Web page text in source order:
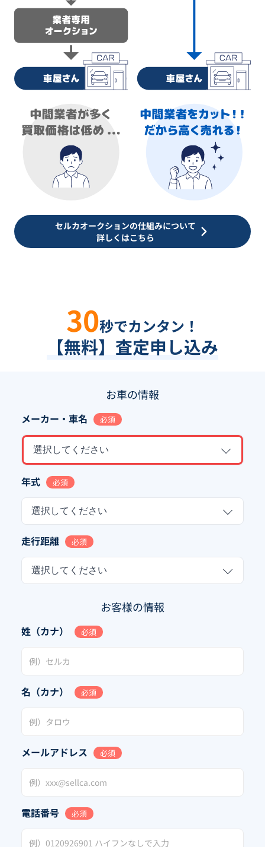
セルカオークションの仕組みについて
詳しくはこちら
30秒でカンタン！
【無料】査定申し込み
お車の情報
メーカー・車名 必須
選択してください
年式 必須
選択してください
走行距離 必須
選択してください
お客様の情報
姓（カナ） 必須
名（カナ） 必須
メールアドレス 必須
電話番号 必須